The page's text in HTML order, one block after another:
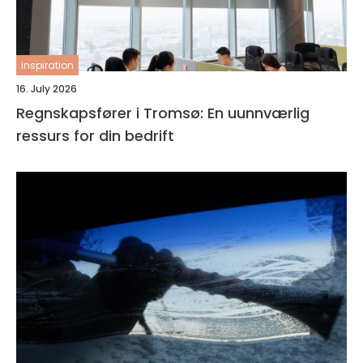
inspiration
16. July 2026
Regnskapsfører i Tromsø: En uunnværlig
ressurs for din bedrift